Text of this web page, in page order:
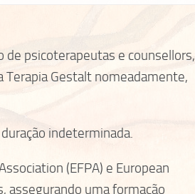
de psicoterapeutas e counsellors,
Terapia Gestalt nomeadamente,
indeterminada.
(EFPA) e European
assegurando uma formação